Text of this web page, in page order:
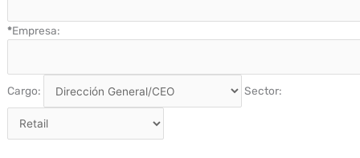
*Empresa:
Cargo: Sector: